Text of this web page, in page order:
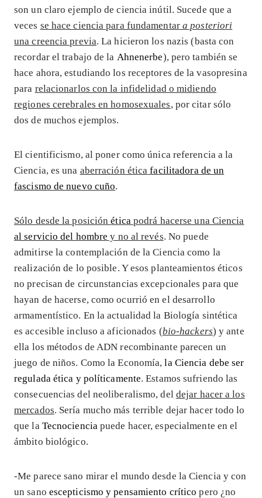
son un claro ejemplo de ciencia inútil. Sucede que a
veces se hace ciencia para fundamentar a posteriori
una creencia previa. La hicieron los nazis (basta con
recordar el trabajo de la Ahnenerbe), pero también se
hace ahora, estudiando los receptores de la vasopresina
para relacionarlos con la infidelidad o midiendo
regiones cerebrales en homosexuales, por citar sólo
dos de muchos ejemplos.
El cientificismo, al poner como única referencia a la
Ciencia, es una aberración ética facilitadora de un
fascismo de nuevo cuño.
Sólo desde la posiciónética podrá hacerse una Ciencia
al servicio del hombre y no al revés. No puede
admitirse la contemplación de la Ciencia como la
realización de lo posible. Y esos planteamientos éticos
no precisan de circunstancias excepcionales para que
hayan de hacerse, como ocurrió en el desarrollo
armamentístico. En la actualidad la Biología sintética
es accesible incluso a aficionados (bio-hackers) y ante
ella los métodos de ADN recombinante parecen un
juego de niños. Como la Economía,la Ciencia debe ser
regulada ética y políticamente. Estamos sufriendo las
consecuencias del neoliberalismo, del dejar hacer a los
mercados. Sería mucho más terrible dejar hacer todo lo
que la Tecnociencia puede hacer, especialmente en el
ámbito biológico.
-Me parece sano mirar el mundo desde la Ciencia y con
un sano escepticismo y pensamiento crítico pero ¿no